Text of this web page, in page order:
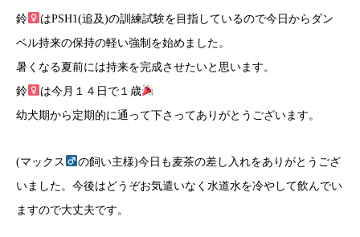
鈴
はPSH1(追及)の訓練試験を目指しているので今日からダン
ベル持来の保持の軽い強制を始めました。
暑くなる夏前には持来を完成させたいと思います。
鈴
は今月１４日で１歳
幼犬期から定期的に通って下さってありがとうございます。
(マックス
の飼い主様)今日も麦茶の差し入れをありがとうござ
いました。今後はどうぞお気遣いなく水道水を冷やして飲んでい
ますので大丈夫です。